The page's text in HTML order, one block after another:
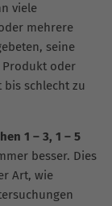
viele
mehrere
seine
Produkt oder
schlecht zu
1 – 3, 1 – 5
besser. Dies
Art, wie